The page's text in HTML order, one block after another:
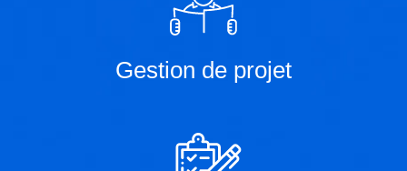
Gestion de projet